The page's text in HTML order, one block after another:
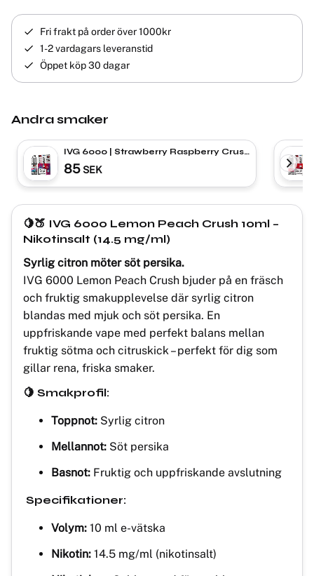
Fri frakt på order över 1000kr
1-2 vardagars leveranstid
Öppet köp 30 dagar
Andra smaker
IVG 6000 | Strawberry Raspberry Crush
| Nic Salt
85 SEK
🍋🍑 IVG 6000 Lemon Peach Crush 10ml –
Nikotinsalt (14.5 mg/ml)
Syrlig citron möter söt persika.
IVG 6000 Lemon Peach Crush bjuder på en fräsch
och fruktig smakupplevelse där syrlig citron
blandas med mjuk och söt persika. En
uppfriskande vape med perfekt balans mellan
fruktig sötma och citruskick – perfekt för dig som
gillar rena, friska smaker.
🍋 Smakprofil:
Toppnot: Syrlig citron
Mellannot: Söt persika
Basnot: Fruktig och uppfriskande avslutning
Specifikationer:
Volym: 10 ml e-vätska
Nikotin: 14.5 mg/ml (nikotinsalt)